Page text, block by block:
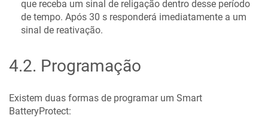
que receba um sinal de religação dentro desse período
de tempo. Após 30 s responderá imediatamente a um
sinal de reativação.
4.2. Programação
Existem duas formas de programar um Smart
BatteryProtect: